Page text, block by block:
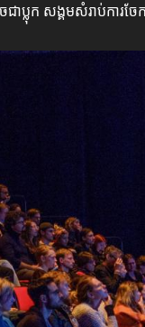
ដូចជាប្លុក សង្គមសំរា